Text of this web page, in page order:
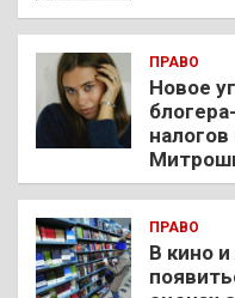
ПРАВО
Новое
ПРАВО
В кино